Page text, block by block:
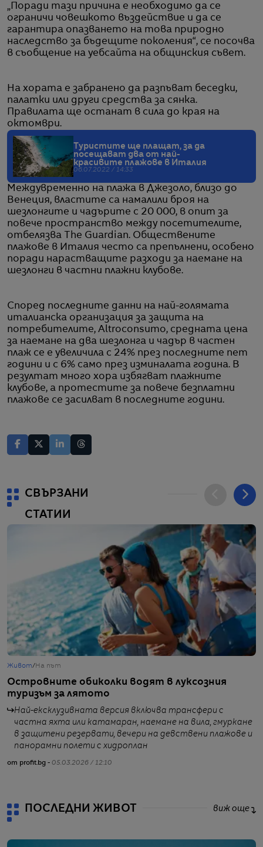
„Поради тази причина е необходимо да се
ограничи човешкото въздействие и да се
гарантира опазването на това природно
наследство за бъдещите поколения“, се посочва
в съобщение на уебсайта на общинския съвет.
На хората е забранено да разпъват беседки,
палатки или други средства за сянка.
Правилата ще останат в сила до края на
октомври.
Туристите ще плащат, за да
посещават два от най-
красивите плажове в Италия
06.07.2022 / 14:33
Междувременно на плажа в Джезоло, близо до
Венеция, властите са намалили броя на
шезлонгите и чадърите с 20 000, в опит за
повече пространство между посетителите,
отбелязва The Guardian. Обществените
плажове в Италия често са препълнени, особено
поради нарастващите разходи за наемане на
шезлонги в частни плажни клубове.
Според последните данни на най-голямата
италианска организация за защита на
потребителите, Altroconsumo, средната цена
за наемане на два шезлонга и чадър в частен
плаж се е увеличила с 24% през последните пет
години и с 6% само през изминалата година. В
резултат много хора избягват плажните
клубове, а протестите за повече безплатни
плажове се засилват в последните години.
СВЪРЗАНИ
СТАТИИ
Живот/ На път
Островните обиколки водят в луксозния
туризъм за лятото
Най-ексклузивната версия включва трансфери с
частна яхта или катамаран, наемане на вила, гмуркане
в защитени резервати, вечери на девствени плажове и
панорамни полети с хидроплан
от profit.bg - 05.03.2026 / 12:10
ПОСЛЕДНИ ЖИВОТ виж още